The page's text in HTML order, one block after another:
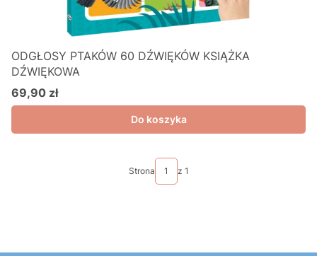
ODGŁOSY PTAKÓW 60 DŹWIĘKÓW KSIĄŻKA
DŹWIĘKOWA
Cena
69,90 zł
Do koszyka
Strona z 1